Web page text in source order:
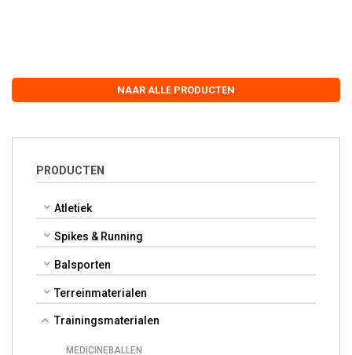
NAAR ALLE PRODUCTEN
PRODUCTEN
Atletiek
Spikes & Running
Balsporten
Terreinmaterialen
Trainingsmaterialen
MEDICINEBALLEN